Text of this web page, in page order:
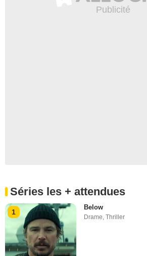
Séries les + attendues
1
Below
Drame,Thriller